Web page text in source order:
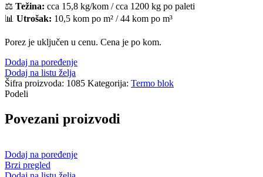
⚖️ Težina: cca 15,8 kg/kom / cca 1200 kg po paleti
📊 Utrošak: 10,5 kom po m² / 44 kom po m³
Porez je uključen u cenu. Cena je po kom.
Dodaj na poređenje
Dodaj na listu želja
Šifra proizvoda: 1085 Kategorija: Termo blok
Podeli
Povezani proizvodi
Dodaj na poređenje
Brzi pregled